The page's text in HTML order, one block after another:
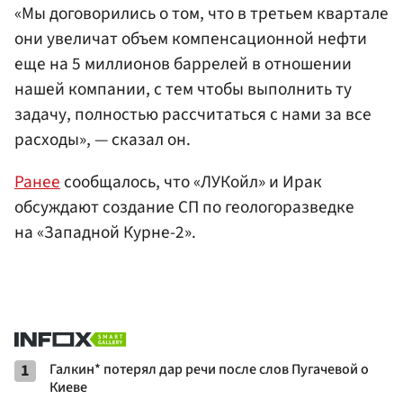
«Мы договорились о том, что в третьем квартале
они увеличат объем компенсационной нефти
еще на 5 миллионов баррелей в отношении
нашей компании, с тем чтобы выполнить ту
задачу, полностью рассчитаться с нами за все
расходы», — сказал он.
Ранеесообщалось, что «ЛУКойл» и Ирак
обсуждают создание СП по геологоразведке
на «Западной Курне-2».
1
Галкин* потерял дар речи после слов Пугачевой о
Киеве